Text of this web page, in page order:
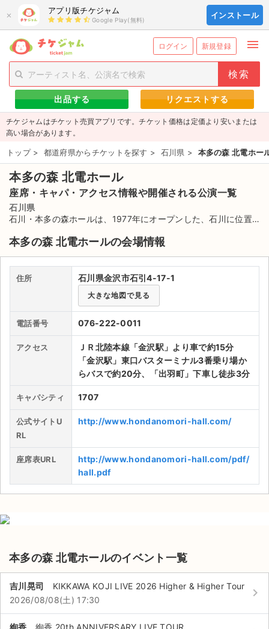
× アプリ版チケジャム
Google Play(無料) インストール
ログイン 新規登録 menu
person_add 新規会員登録 exit_to_app ログイン
チケットを探す
新着チケット
値下げしたチケット
都道府県からチケットを探す
もうすぐ開催のチケット
チケットのリクエスト一覧
取扱チケット
ライブ・コンサート（国内）
ライブ・コンサート（海外）
イベント
スポーツ
演劇・ミュージカル
ご利用ガイド
ご利用ガイド
手数料・お支払い方法
出品する リクエストする
チケジャムはチケット売買アプリです。チケット価格は定価より安いまたは
高い場合があります。
トップ > 都道府県からチケットを探す > 石川県 > 本多の森 北電ホー
本多の森 北電ホール
座席・キャパ・アクセス情報や開催される公演一覧
石川県
石川・本多の森ホールは、1977年にオープンした、石川に位置
の一角に位置しており、建物の周辺は藩政期からあったと言われ
る緑濃い森でおおわれ、四季折々の美しさを楽しむことがでる。
主に、コンサート、演劇、式典、講演会がおこなわれている。ま
た建築は黒川紀章である。座シート数は1,707シート、自動車椅
子スペースは3箇所ある。また1Fに楽屋3つ、控えルーム1つ、地
下に楽屋3つ、2Fに楽屋2つ、リハーサルルームが1つある。さら
に、軽食やおいしい水で入れたコーヒーが自慢の売店「piccol
o」がある。客席配置は、扇形に広がるワンスロープになってい
る。近くには石川に位置する立美術館、石川に位置する立歴史博
物館などがある。アクセスは、JR「金沢駅」東口よりバスで約2
0分ほどである。施設内にパーキングエリアはないので、自動車
0台)、兼六園坂上パーキングエリア(100台)などを使用したほう
がよい。
本多の森 北電ホールの会場情報
住所 石川県金沢市石引4-17-1
大きな地図で見る
電話番号 076-222-0011
アクセス
ＪＲ北陸本線「金沢駅」より車で約15分
「金沢駅」東口バスターミナル3番乗り場か
らバスで約20分、「出羽町」下車し徒歩3分
キャパシティ 1707
公式サイトU
RL
http://www.hondanomori-hall.com/
座席表URL
http://www.hondanomori-hall.com/pdf/
hall.pdf
本多の森 北電ホールのイベント一覧
吉川晃司
KIKKAWA KOJI LIVE 2026 Higher & Higher Tour
2026/08/08(土) 17:30
keyboard_arrow_right
絢香
絢香 20th ANNIVERSARY LIVE TOUR